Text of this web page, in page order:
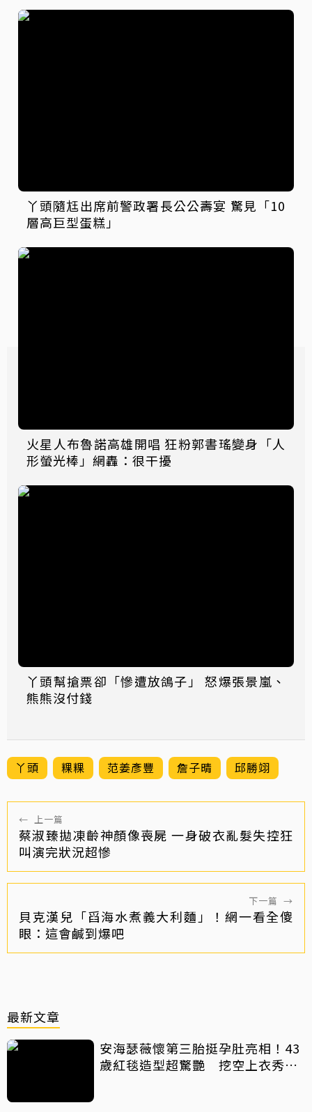
丫頭隨尪出席前警政署長公公壽宴 驚見「10
層高巨型蛋糕」
火星人布魯諾高雄開唱 狂粉郭書瑤變身「人
形螢光棒」網轟：很干擾
丫頭幫搶票卻「慘遭放鴿子」 怒爆張景嵐、
熊熊沒付錢
丫頭 粿粿 范姜彥豐 詹子晴 邱勝翊
← 上一篇
蔡淑臻拋凍齡神顏像喪屍 一身破衣亂髮失控狂
叫演完狀況超慘
下一篇 →
貝克漢兒「舀海水煮義大利麵」！網一看全傻
眼：這會鹹到爆吧
最新文章
安海瑟薇懷第三胎挺孕肚亮相！43
歲紅毯造型超驚艷 挖空上衣秀孕